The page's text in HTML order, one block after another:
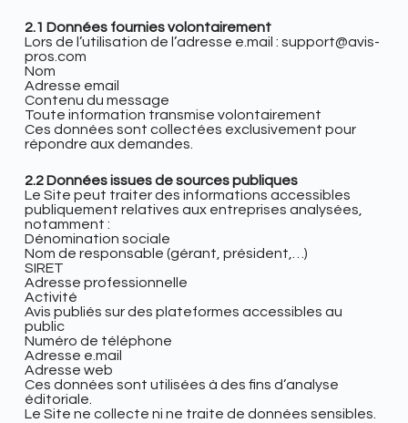
2.1 Données fournies volontairement
Lors de l’utilisation de l’adresse e.mail : support@avis-
pros.com
Nom
Adresse email
Contenu du message
Toute information transmise volontairement
Ces données sont collectées exclusivement pour
répondre aux demandes.
2.2 Données issues de sources publiques
Le Site peut traiter des informations accessibles
publiquement relatives aux entreprises analysées,
notamment :
Dénomination sociale
Nom de responsable (gérant, président,…)
SIRET
Adresse professionnelle
Activité
Avis publiés sur des plateformes accessibles au
public
Numéro de téléphone
Adresse e.mail
Adresse web
Ces données sont utilisées à des fins d’analyse
éditoriale.
Le Site ne collecte ni ne traite de données sensibles.